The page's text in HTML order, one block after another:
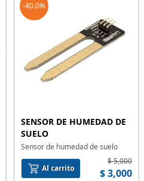
-40.0%
SENSOR DE HUMEDAD DE
SUELO
Sensor de humedad de suelo
Al carrito
$ 5,000
$ 3,000